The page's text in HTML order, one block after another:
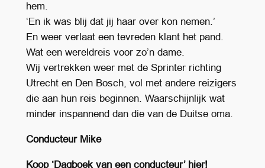
hem.
‘En ik was blij dat jij haar over kon nemen.’
En weer verlaat een tevreden klant het pand.
Wat een wereldreis voor zo’n dame.
Wij vertrekken weer met de Sprinter richting
Utrecht en Den Bosch, vol met andere reizigers
die aan hun reis beginnen. Waarschijnlijk wat
minder inspannend dan die van de Duitse oma.
Conducteur Mike
Koop ‘Dagboek van een conducteur’ hier!